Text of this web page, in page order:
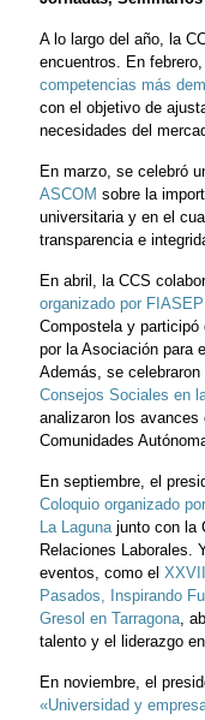
A lo largo del año, la
encuentros. En
competencias más
con el objetivo de
necesidades del
En marzo, se celebró
ASCOM sobre la
universitaria y en el
transparencia e
En abril, la CCS
organizado por FIASEP
Compostela y participó
por la Asociación para
Además, se celebraron
Consejos Sociales en
analizaron los avances
Comunidades
En septiembre, el
Coloquio organizado
La Laguna junto con la
Relaciones Laborales.
eventos, como el
Pasados, Inspirando
Gresol en Tarragona ,
talento y el liderazgo
En noviembre, el
«Universidad y